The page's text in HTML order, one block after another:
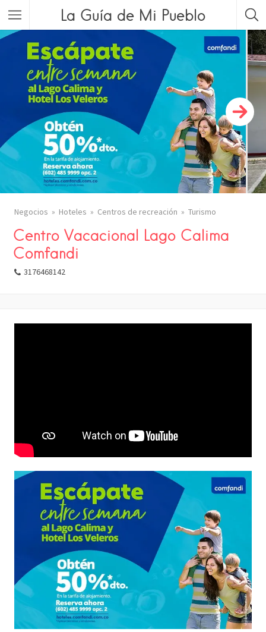
La Guía de Mi Pueblo
Negocios Hoteles Centros de recreación Turismo
Centro Vacacional Lago Calima
Comfandi
3176468142